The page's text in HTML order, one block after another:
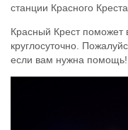
станции Красного
Красный Крест поможет
круглосуточно.
если вам нужна помощь!